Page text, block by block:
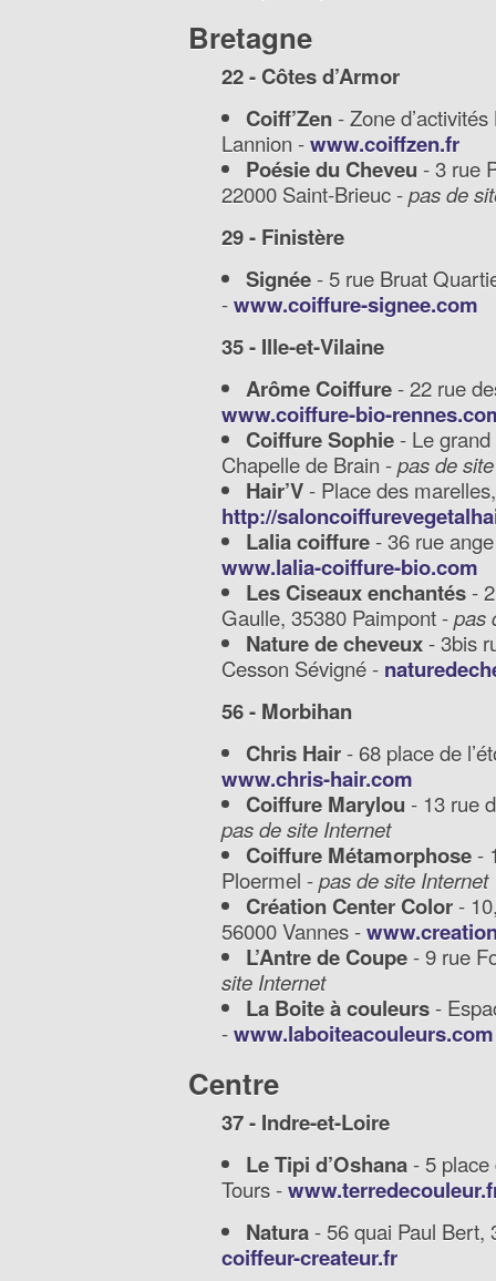
Bretagne
22 - Côtes d’Armor
Coiff’Zen- Zone
Lannion -www.coiffzen.fr
Poésie du Cheveu - 3 rue
22000 Saint-Brieuc -pas de
29 - Finistère
Signée- 5 rue Bruat
-www.coiffure-signee.com
35 - Ille-et-Vilaine
Arôme Coiffure- 22 rue
www.coiffure-bio-
Coiffure Sophie- Le
Chapelle de Brain -pas de
Hair’V- Place des
http://
Lalia coiffure- 36 rue
www.lalia-coiffure-bio.com
Les Ciseaux enchantés-
Gaulle, 35380 Paimpont -pas
Nature de cheveux- 3bis
Cesson Sévigné -
56 - Morbihan
Chris Hair- 68 place de
www.chris-hair.com
Coiffure Marylou - 13 rue
pas de site Internet
Coiffure Métamorphose-
Ploermel -pas de site Internet
Création Center Color-
56000 Vannes -
L’Antre de Coupe- 9 rue
site Internet
La Boite à couleurs-
-www.laboiteacouleurs.com
Centre
37 - Indre-et-Loire
Le Tipi d’Oshana- 5
Tours -
Natura- 56 quai Paul Bert,
coiffeur-createur.fr